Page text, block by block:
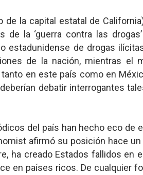
de la capital estatal de
de la ‘guerra contra las
estadunidense de drogas
de la nación, mientras el
en este país como en
debatir interrogantes
del país han hecho eco de
afirmó su posición hace un
ha creado Estados fallidos en
en países ricos. De cualquier